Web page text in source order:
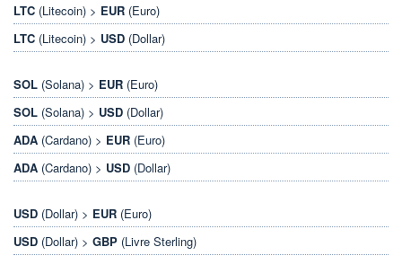
LTC (Litecoin) > EUR (Euro)
LTC (Litecoin) > USD (Dollar)
SOL (Solana) > EUR (Euro)
SOL (Solana) > USD (Dollar)
ADA (Cardano) > EUR (Euro)
ADA (Cardano) > USD (Dollar)
USD (Dollar) > EUR (Euro)
USD (Dollar) > GBP (Livre Sterling)